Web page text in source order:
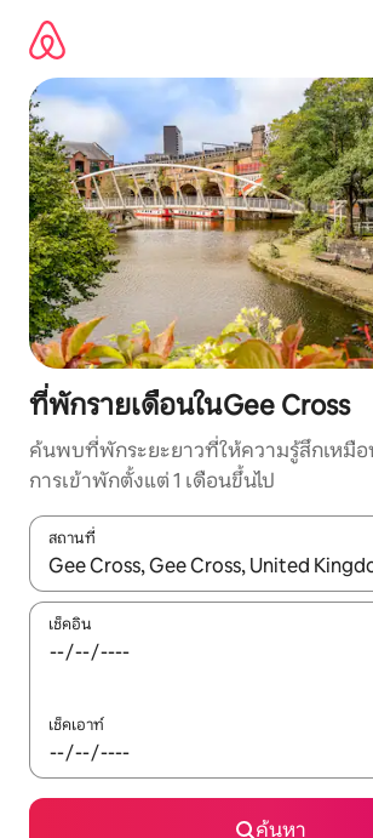
เนื้อหา
ที่พักรายเดือนในGee Cross
ค้นพบที่พักระยะยาวที่ให้ความรู้สึกเหมื
การเข้าพักตั้งแต่ 1 เดือนขึ้นไป
สถานที่
ใช้ลูกศรขึ้นลง หรือใช้การสัมผัสหรือปัด เพื่อส
เช็คอิน
เช็คเอาท์
ค้นหา